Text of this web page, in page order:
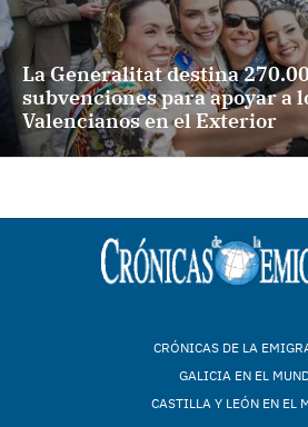
La Generalitat destina
subvenciones para apoyar a
Valencianos en el Exterior
CRÓNICAS DE LA
GALICIA EN EL
CASTILLA Y LEÓN EN EL